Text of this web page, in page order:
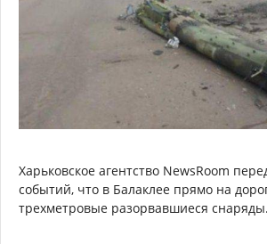
Харьковское агентство NewsRoom
событий, что в Балаклее прямо на
трехметровые разорвавшиеся снаряды.